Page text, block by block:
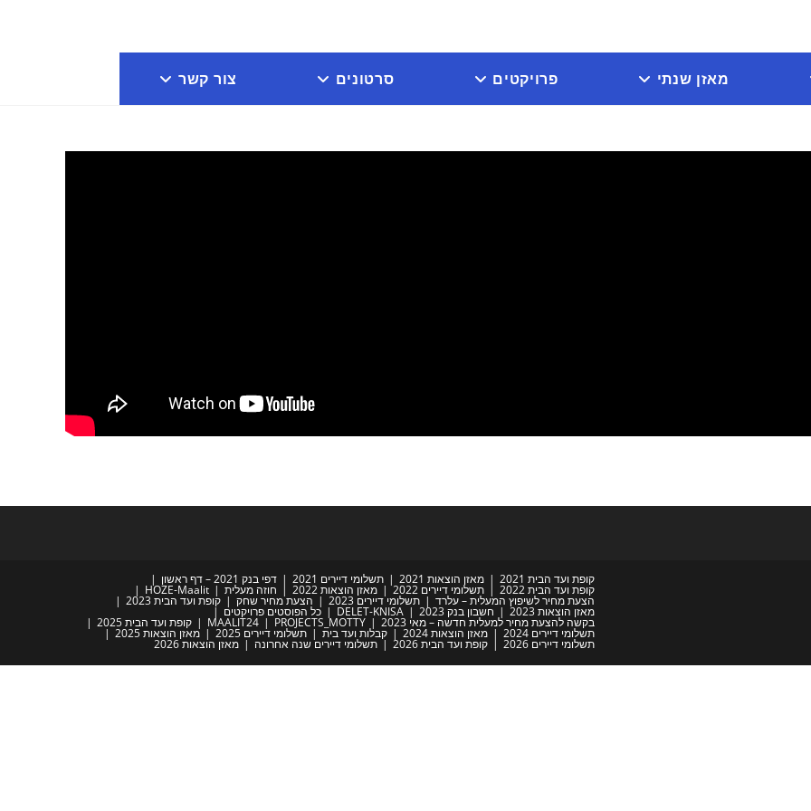
מאזן שנתי פרויקטים סרטונים צור קשר
קופת ועד הבית 2021 מאזן הוצאות 2021 תשלומי דיירים 2021 דפי בנק 2021 – דף ראשון
קופת ועד הבית 2022 תשלומי דיירים 2022 מאזן הוצאות 2022 חוזה מעלית HOZE-Maalit
הצעת מחיר לשיפוץ המעלית – עלרד תשלומי דיירים 2023 הצעת מחיר שחק קופת ועד הבית 2023
מאזן הוצאות 2023 חשבון בנק 2023 DELET-KNISA כל הפוסטים פרויקטים
בקשה להצעת מחיר למעלית חדשה – מאי 2023 PROJECTS_MOTTY
MAALIT24 קופת ועד הבית 2025
תשלומי דיירים 2024 מאזן הוצאות 2024 קבלות ועד בית תשלומי דיירים 2025 מאזן הוצאות 2025
תשלומי דיירים 2026 קופת ועד הבית 2026 תשלומי דיירים שנה אחרונה מאזן הוצאות 2026